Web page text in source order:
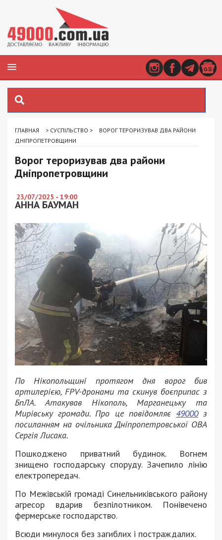
ГЛАВНАЯ > СУСПІЛЬСТВО >
ВОРОГ ТЕРОРИЗУВАВ ДВА РАЙОНИ
ДНІПРОПЕТРОВЩИНИ
Ворог тероризував два райони
Дніпропетровщини
23/07/2025 - 19:00
АННА БАУМАН
По Нікопольщині протягом дня ворог бив
артилерією, FPV-дронами та скинув боєприпас з
БпЛА. Атакував Нікополь, Марганецьку та
Мирівську громади. Про це повідомляє 49000з
посиланням на очільника Дніпропетровської ОВА
Сергія Лисака.
Пошкоджено приватний будинок. Вогнем
знищено господарську споруду. Зачепило лінію
електропередач.
По Межівській громаді Синельниківського району
агресор вдарив безпілотником. Понівечено
фермерське господарство.
Всюди минулося без загиблих і постраждалих.